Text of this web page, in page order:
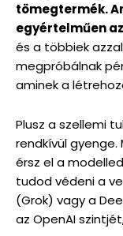
tömegtermék.
egyértelműen
és a többiek
megpróbálnak
aminek a
Plusz a szellemi
rendkívül
érsz el a
tudod védeni a
(Grok) vagy a
az OpenAI